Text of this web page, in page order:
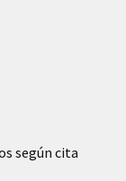
según cita